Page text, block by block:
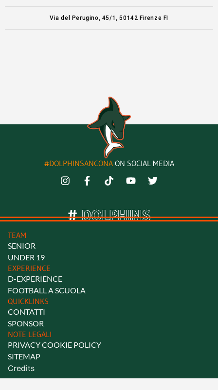
Via del Perugino, 45/1, 50142 Firenze FI
#DOLPHINSANCONA ON SOCIAL MEDIA
# DOLPHINS
TEAM
SENIOR
UNDER 19
EXPERIENCE
D-EXPERIENCE
FOOTBALL A SCUOLA
QUICKLINKS
CONTATTI
SPONSOR
NOTE LEGALI
PRIVACY COOKIE POLICY
SITEMAP
Credits